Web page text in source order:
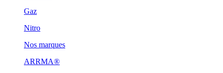
Gaz
Nitro
Nos marques
ARRMA®